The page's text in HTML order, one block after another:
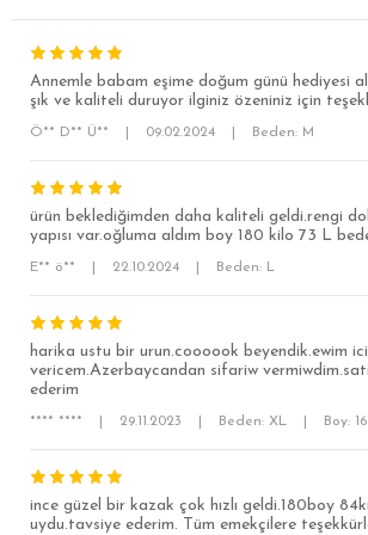
RELAX FİT
OVERSİZE
Annemle babam eşime doğum günü hediyesi
şık ve kaliteli duruyor ilginiz özeniniz için
Ö** D** Ü** 09.02.2024 Beden: M
ürün beklediğimden daha kaliteli geldi.rengi
yapısı var.oğluma aldım boy 180 kilo 73 L
E** ö** 22.10.2024 Beden: L
harika ustu bir urun.coooook beyendik.ewim
vericem.Azerbaycandan sifariw
ederim
**** **** 29.11.2023 Beden: XL Boy:
ince güzel bir kazak çok hızlı geldi.180boy
uydu.tavsiye ederim. Tüm emekçilere